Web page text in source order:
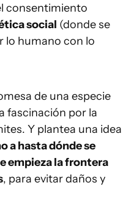
consentimiento
social (donde se
lo humano con lo
de una especie
fascinación por la
Y plantea una idea
a hasta dónde se
empieza la frontera
, para evitar daños y